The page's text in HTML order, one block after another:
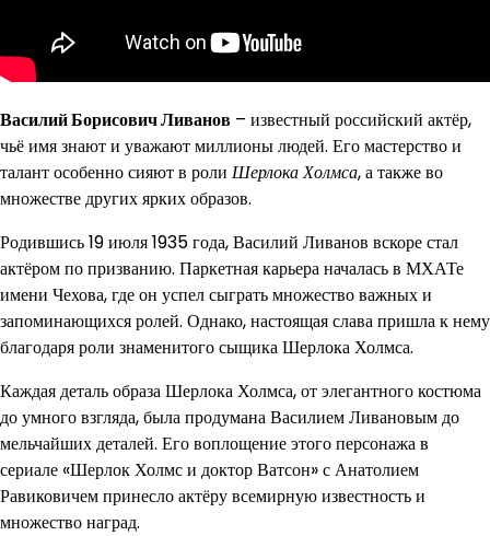
Василий Борисович Ливанов – известный российский актёр,
чьё имя знают и уважают миллионы людей. Его мастерство и
талант особенно сияют в роли Шерлока Холмса, а также во
множестве других ярких образов.
Родившись 19 июля 1935 года, Василий Ливанов вскоре стал
актёром по призванию. Паркетная карьера началась в МХАТе
имени Чехова, где он успел сыграть множество важных и
запоминающихся ролей. Однако, настоящая слава пришла к нему
благодаря роли знаменитого сыщика Шерлока Холмса.
Каждая деталь образа Шерлока Холмса, от элегантного костюма
до умного взгляда, была продумана Василием Ливановым до
мельчайших деталей. Его воплощение этого персонажа в
сериале «Шерлок Холмс и доктор Ватсон» с Анатолием
Равиковичем принесло актёру всемирную известность и
множество наград.